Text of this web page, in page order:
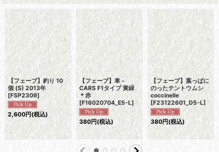
【フェーブ】釣り 10
個 (S) 2013年
[FSP2309]
2,600円(税込)
【フェーブ】車 -
CARS F1タイプ 黄緑
＊赤
[F16020704_E5-L]
380円(税込)
【フェーブ】葉っぱに
のったテントウムシ
coccinelle
[F23122601_D5-L]
380円(税込)